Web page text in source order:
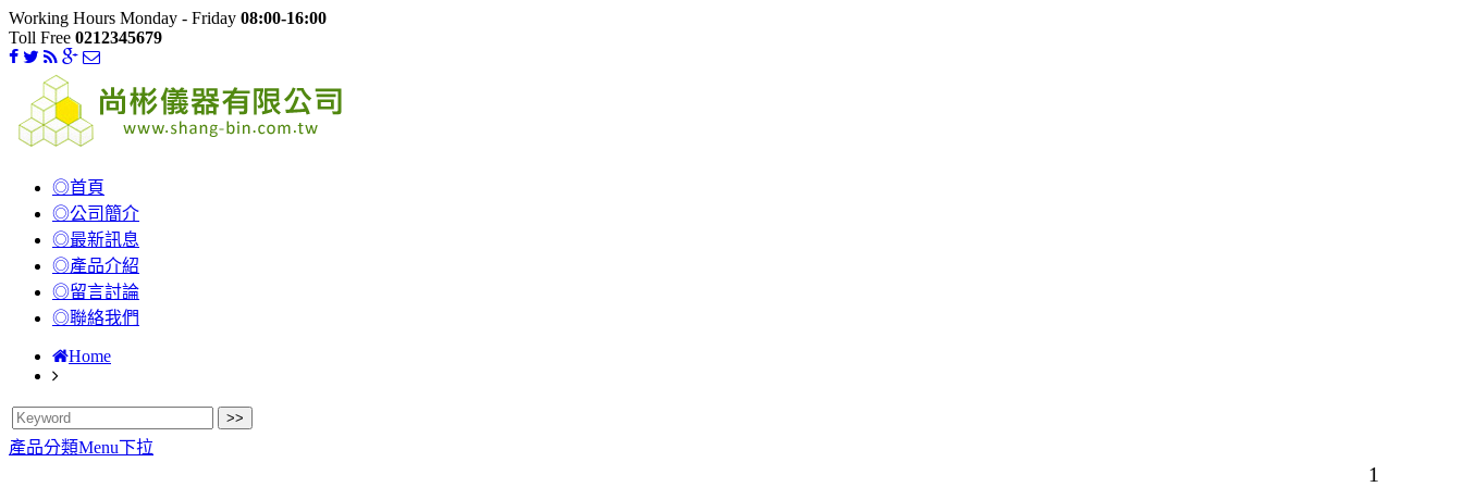
Working Hours Monday - Friday 08:00-16:00
Toll Free 0212345679
◎首頁
◎公司簡介
◎最新訊息
◎產品介紹
◎留言討論
◎聯絡我們
Home
產品分類Menu下拉
1